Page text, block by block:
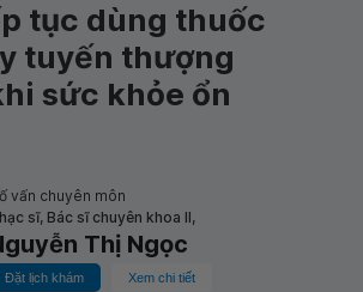
tục dùng thuốc
tuyến thượng
sức khỏe ổn
vấn chuyên môn
sĩ, Bác sĩ chuyên khoa II,
Thị Ngọc
Đặt lịch khám Xem chi tiết